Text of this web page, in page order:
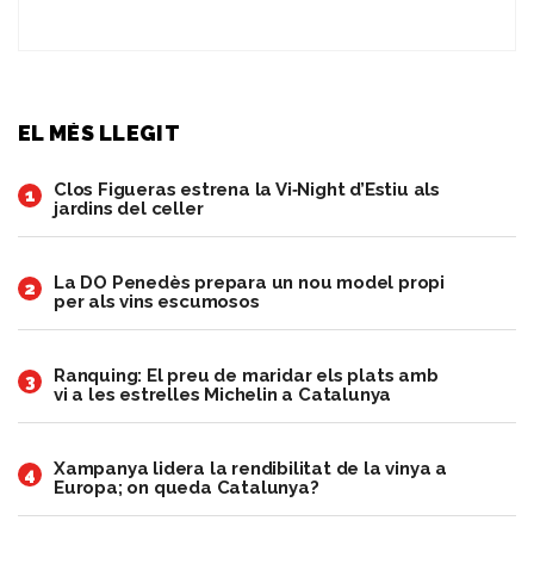
EL MÉS LLEGIT
1
Clos Figueras estrena la Vi‑Night d’Estiu als
jardins del celler
2
​La DO Penedès prepara un nou model propi
per als vins escumosos
3
Ranquing: El preu de maridar els plats amb
vi a les estrelles Michelin a Catalunya
4
Xampanya lidera la rendibilitat de la vinya a
Europa; on queda Catalunya?